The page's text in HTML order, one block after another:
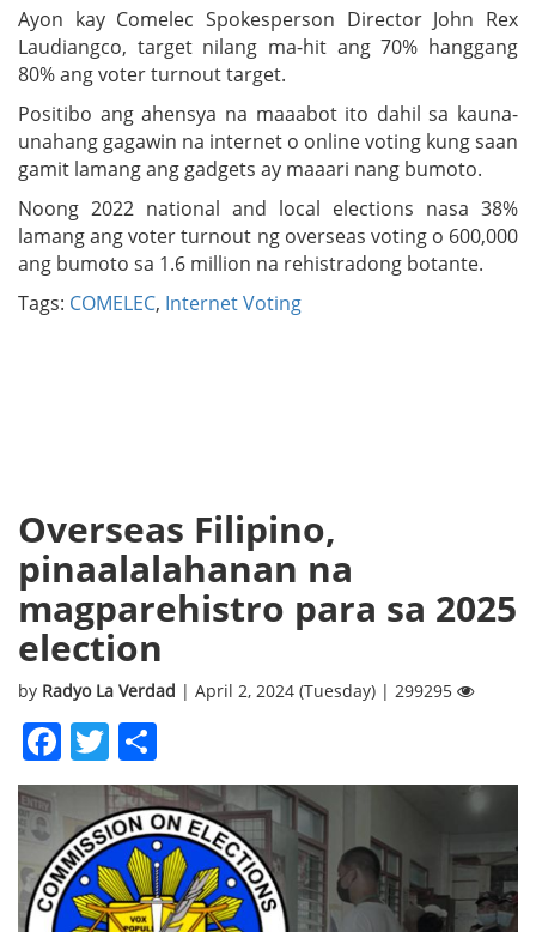
Ayon kay Comelec Spokesperson Director John Rex
Laudiangco, target nilang ma-hit ang 70% hanggang
80% ang voter turnout target.
Positibo ang ahensya na maaabot ito dahil sa kauna-
unahang gagawin na internet o online voting kung saan
gamit lamang ang gadgets ay maaari nang bumoto.
Noong 2022 national and local elections nasa 38%
lamang ang voter turnout ng overseas voting o 600,000
ang bumoto sa 1.6 million na rehistradong botante.
Tags: COMELEC, Internet Voting
Overseas Filipino,
pinaalalahanan na
magparehistro para sa 2025
election
by Radyo La Verdad | April 2, 2024 (Tuesday) | 299295
Facebook
Twitter